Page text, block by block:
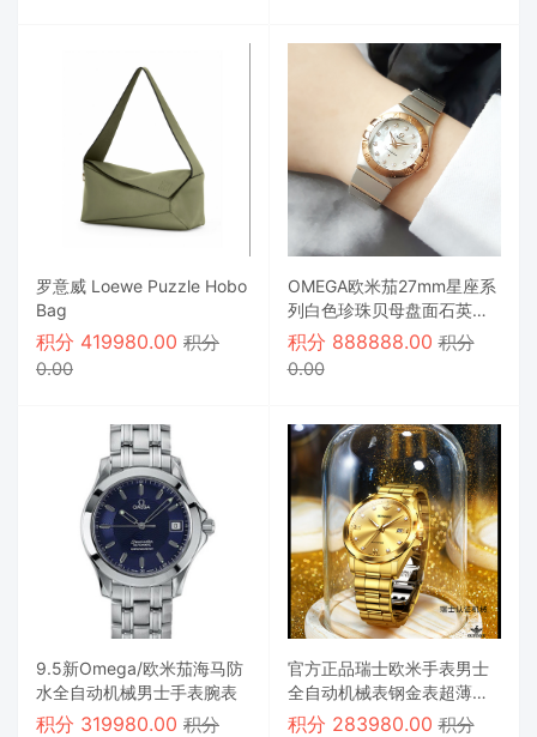
罗意威 Loewe Puzzle Hobo
Bag
积分 419980.00 积分
0.00
OMEGA欧米茄27mm星座系
列白色珍珠贝母盘面石英手
表女士正品98新
积分 888888.00积分
0.00
9.5新Omega/欧米茄海马防
水全自动机械男士手表腕表
积分 319980.00 积分
官方正品瑞士欧米手表男士
全自动机械表钢金表超薄夜
光十大名表茄
积分 283980.00积分